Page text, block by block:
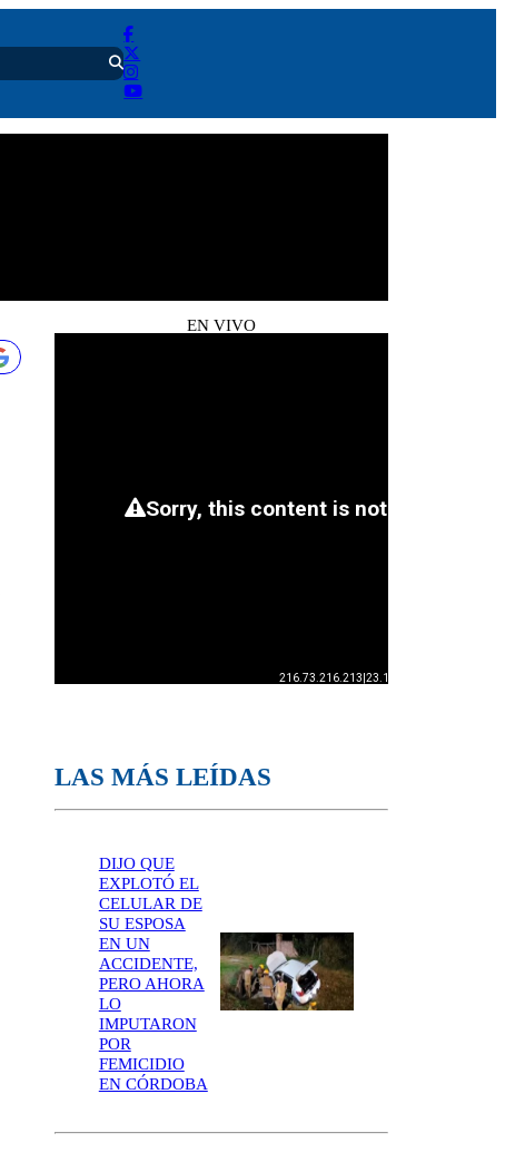
EN VIVO
LAS MÁS LEÍDAS
DIJO QUE
EXPLOTÓ EL
CELULAR DE
SU ESPOSA
EN UN
ACCIDENTE,
PERO AHORA
LO
IMPUTARON
POR
FEMICIDIO
EN CÓRDOBA